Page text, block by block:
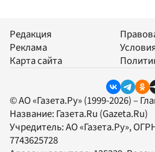
Редакция
Реклама
Карта сайта
© АО «Газета.Ру» (1999-2026) –
Название: Газета.Ru (Gazeta.Ru)
Учредитель:АО «Газета.Ру»,
7743625728